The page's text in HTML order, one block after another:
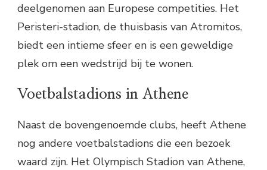
deelgenomen aan Europese competities. Het
Peristeri-stadion, de thuisbasis van Atromitos,
biedt een intieme sfeer en is een geweldige
plek om een wedstrijd bij te wonen.
Voetbalstadions in Athene
Naast de bovengenoemde clubs, heeft Athene
nog andere voetbalstadions die een bezoek
waard zijn. Het Olympisch Stadion van Athene,